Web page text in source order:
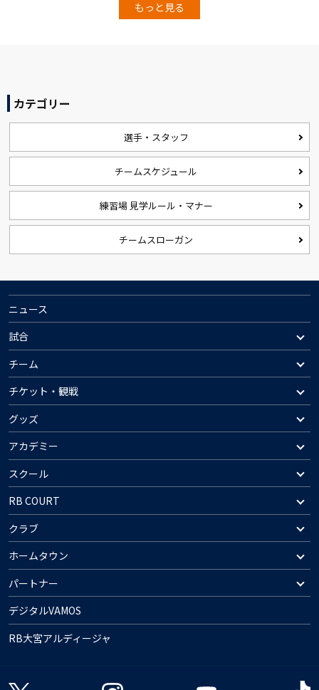
もっと見る
カテゴリー
選手・スタッフ
チームスケジュール
練習場 見学ルール・マナー
チームスローガン
ニュース
試合
チーム
チケット・観戦
グッズ
アカデミー
スクール
RB COURT
クラブ
ホームタウン
パートナー
デジタルVAMOS
RB大宮アルディージャ